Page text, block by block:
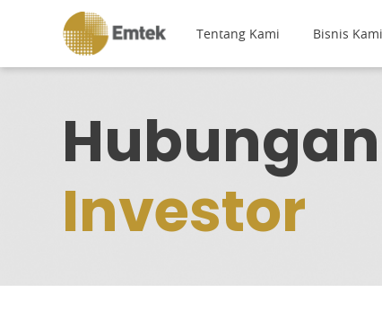
Tentang Kami Bisnis Kami
Hubungan
Investor